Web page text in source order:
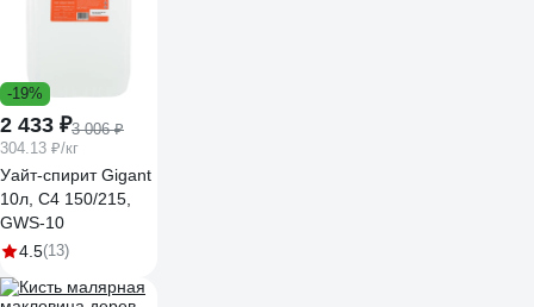
1200°С Certa
CPR00038
-19%
2 433 ₽3 006 ₽
304.13 ₽/кг
Уайт-спирит Gigant
10л, С4 150/215,
GWS-10
4.5(13)